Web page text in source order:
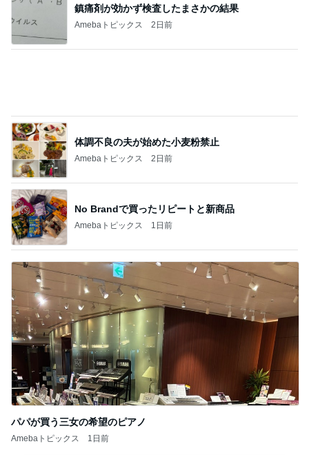
鎮痛剤が効かず検査したまさかの結果
Amebaトピックス 2日前
No Brandで買ったリピートと新商品
Amebaトピックス 1日前
パパが買う三女の希望のピアノ
Amebaトピックス 1日前
記事を読む